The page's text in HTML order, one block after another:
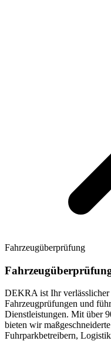
Fahrzeugüberprüfung
DEKRA ist Ihr verlässlicher
Fahrzeugprüfungen und
Dienstleistungen. Mit über
bieten wir
Fuhrparkbetreibern,